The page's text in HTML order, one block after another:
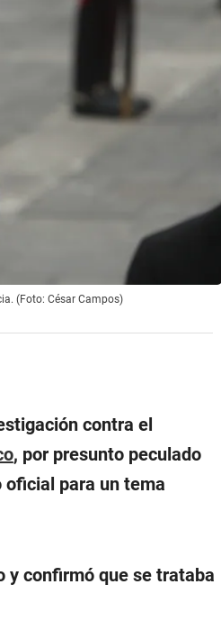
(Foto: César Campos)
contra el
, por presunto peculado
para un tema
y confirmó que se trataba